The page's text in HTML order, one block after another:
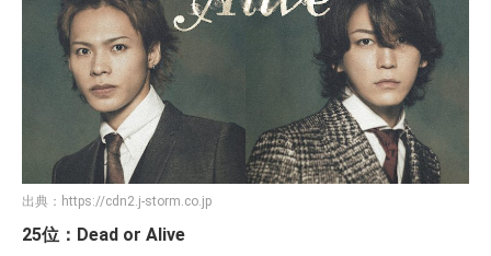
出典： https://cdn2.j-storm.co.jp
25位：Dead or Alive